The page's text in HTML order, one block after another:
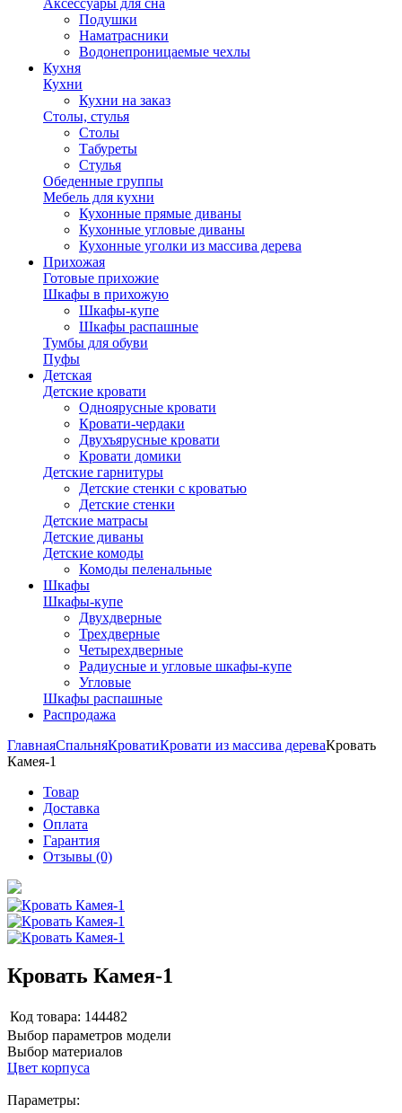
Аксессуары для сна
Подушки
Наматрасники
Водонепроницаемые чехлы
Кухня
Кухни
Кухни на заказ
Столы, стулья
Столы
Табуреты
Стулья
Обеденные группы
Мебель для кухни
Кухонные прямые диваны
Кухонные угловые диваны
Кухонные уголки из массива дерева
Прихожая
Готовые прихожие
Шкафы в прихожую
Шкафы-купе
Шкафы распашные
Тумбы для обуви
Пуфы
Детская
Детские кровати
Одноярусные кровати
Кровати-чердаки
Двухъярусные кровати
Кровати домики
Детские гарнитуры
Детские стенки с кроватью
Детские стенки
Детские матрасы
Детские диваны
Детские комоды
Комоды пеленальные
Шкафы
Шкафы-купе
Двухдверные
Трехдверные
Четырехдверные
Радиусные и угловые шкафы-купе
Угловые
Шкафы распашные
Распродажа
ГлавнаяСпальняКроватиКровати из массива дереваКровать
Камея-1
Товар
Доставка
Оплата
Гарантия
Отзывы (0)
Кровать Камея-1
Код товара: 144482
Выбор параметров модели
Выбор материалов
Цвет корпуса
Параметры: